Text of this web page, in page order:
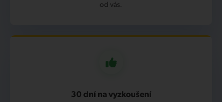
od vás.
30 dní na vyzkoušení